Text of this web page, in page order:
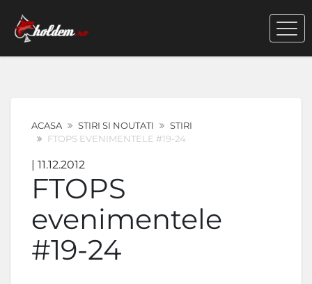
ACASA STIRI SI NOUTATI
STIRI
FTOPS EVENIMENTELE #19-24
| 11.12.2012
FTOPS
evenimentele
#19-24